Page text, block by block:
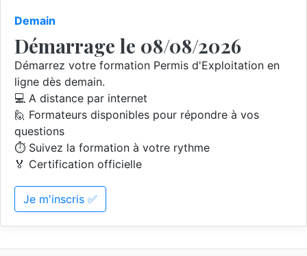
Demain
Démarrage le 08/08/2026
Démarrez votre formation Permis d'Exploitation en
ligne dès demain.
💻 A distance par internet
🙋 Formateurs disponibles pour répondre à vos
questions
⏱️ Suivez la formation à votre rythme
🏅 Certification officielle
Je m'inscris ✅